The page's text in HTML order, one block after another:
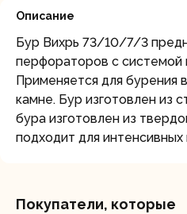
Описание
Бур Вихрь 73/10/7/3
перфораторов с системой
Применяется для бурения
камне. Бур изготовлен из
бура изготовлен из
подходит для интенсивных
Покупатели, которые